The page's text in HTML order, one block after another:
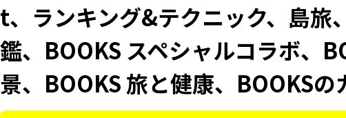
t、ランキング&テクニック、島旅
鑑、BOOKS スペシャルコラボ、
景、BOOKS 旅と健康、BOOKS